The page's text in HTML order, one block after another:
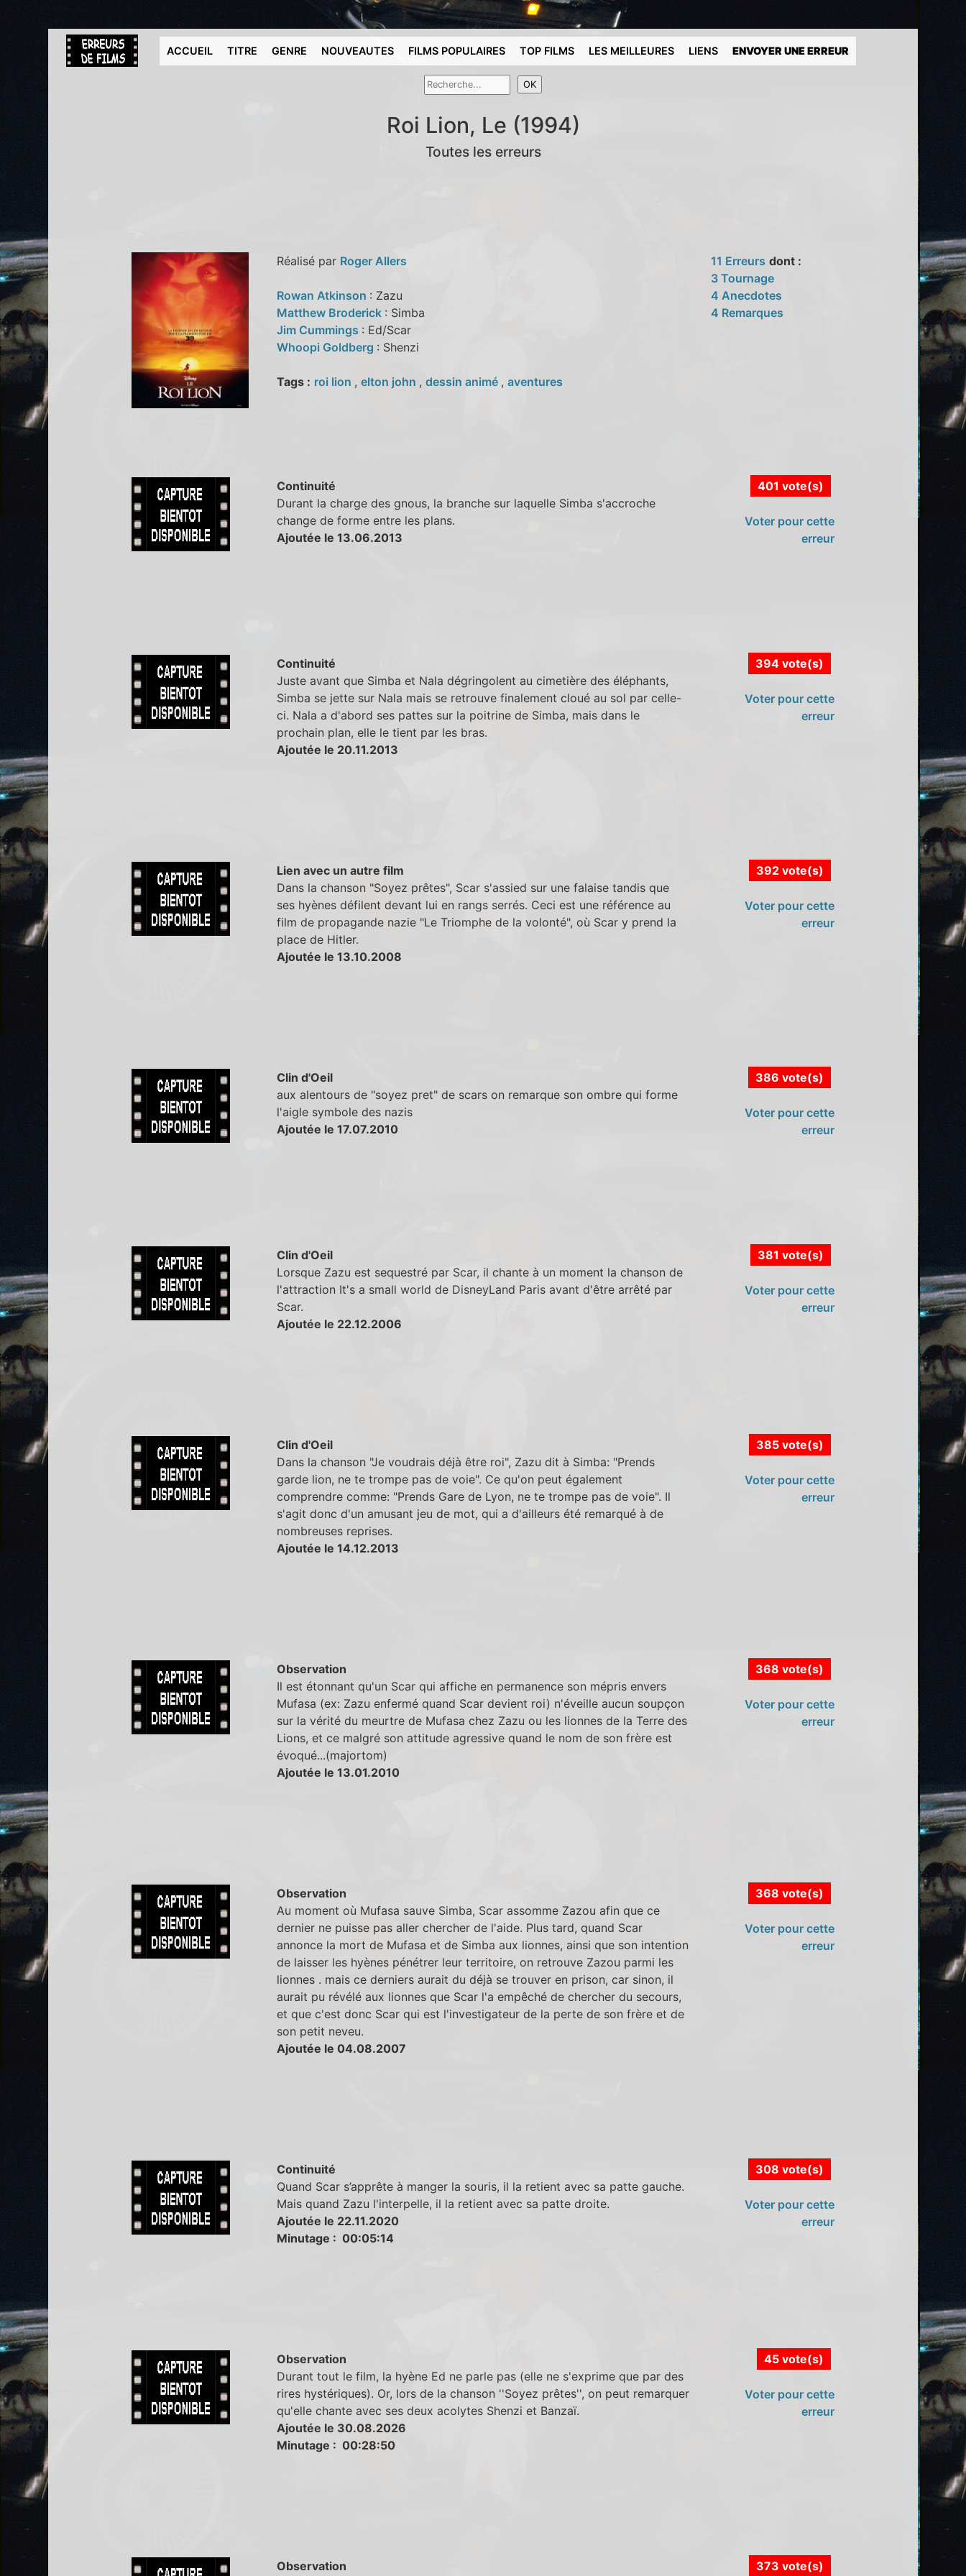
ACCUEIL TITRE GENRE NOUVEAUTES FILMS POPULAIRES TOP FILMS LES MEILLEURES LIENS ENVOYER UNE ERREUR
Roi Lion, Le (1994)
Toutes les erreurs
Réalisé par Roger Allers
Rowan Atkinson : Zazu
Matthew Broderick : Simba
Jim Cummings : Ed/Scar
Whoopi Goldberg : Shenzi
Tags : roi lion , elton john , dessin animé , aventures
11 Erreurs dont :
3 Tournage
4 Anecdotes
4 Remarques
Continuité
Durant la charge des gnous, la branche sur laquelle Simba s'accroche
change de forme entre les plans.
Ajoutée le 13.06.2013
401 vote(s)
Voter pour cette
erreur
Continuité
Juste avant que Simba et Nala dégringolent au cimetière des éléphants,
Simba se jette sur Nala mais se retrouve finalement cloué au sol par celle-
ci. Nala a d'abord ses pattes sur la poitrine de Simba, mais dans le
prochain plan, elle le tient par les bras.
Ajoutée le 20.11.2013
394 vote(s)
Voter pour cette
erreur
Lien avec un autre film
Dans la chanson "Soyez prêtes", Scar s'assied sur une falaise tandis que
ses hyènes défilent devant lui en rangs serrés. Ceci est une référence au
film de propagande nazie "Le Triomphe de la volonté", où Scar y prend la
place de Hitler.
Ajoutée le 13.10.2008
392 vote(s)
Voter pour cette
erreur
Clin d'Oeil
aux alentours de "soyez pret" de scars on remarque son ombre qui forme
l'aigle symbole des nazis
Ajoutée le 17.07.2010
386 vote(s)
Voter pour cette
erreur
Clin d'Oeil
Lorsque Zazu est sequestré par Scar, il chante à un moment la chanson de
l'attraction It's a small world de DisneyLand Paris avant d'être arrêté par
Scar.
Ajoutée le 22.12.2006
381 vote(s)
Voter pour cette
erreur
Clin d'Oeil
Dans la chanson "Je voudrais déjà être roi", Zazu dit à Simba: "Prends
garde lion, ne te trompe pas de voie". Ce qu'on peut également
comprendre comme: "Prends Gare de Lyon, ne te trompe pas de voie". Il
s'agit donc d'un amusant jeu de mot, qui a d'ailleurs été remarqué à de
nombreuses reprises.
Ajoutée le 14.12.2013
385 vote(s)
Voter pour cette
erreur
Observation
Il est étonnant qu'un Scar qui affiche en permanence son mépris envers
Mufasa (ex: Zazu enfermé quand Scar devient roi) n'éveille aucun soupçon
sur la vérité du meurtre de Mufasa chez Zazu ou les lionnes de la Terre des
Lions, et ce malgré son attitude agressive quand le nom de son frère est
évoqué...(majortom)
Ajoutée le 13.01.2010
368 vote(s)
Voter pour cette
erreur
Observation
Au moment où Mufasa sauve Simba, Scar assomme Zazou afin que ce
dernier ne puisse pas aller chercher de l'aide. Plus tard, quand Scar
annonce la mort de Mufasa et de Simba aux lionnes, ainsi que son intention
de laisser les hyènes pénétrer leur territoire, on retrouve Zazou parmi les
lionnes . mais ce derniers aurait du déjà se trouver en prison, car sinon, il
aurait pu révélé aux lionnes que Scar l'a empêché de chercher du secours,
et que c'est donc Scar qui est l'investigateur de la perte de son frère et de
son petit neveu.
Ajoutée le 04.08.2007
368 vote(s)
Voter pour cette
erreur
Continuité
Quand Scar s’apprête à manger la souris, il la retient avec sa patte gauche.
Mais quand Zazu l'interpelle, il la retient avec sa patte droite.
Ajoutée le 22.11.2020
Minutage : 00:05:14
308 vote(s)
Voter pour cette
erreur
Observation
Durant tout le film, la hyène Ed ne parle pas (elle ne s'exprime que par des
rires hystériques). Or, lors de la chanson ''Soyez prêtes'', on peut remarquer
qu'elle chante avec ses deux acolytes Shenzi et Banzaï.
Ajoutée le 30.08.2026
Minutage : 00:28:50
45 vote(s)
Voter pour cette
erreur
Observation
373 vote(s)